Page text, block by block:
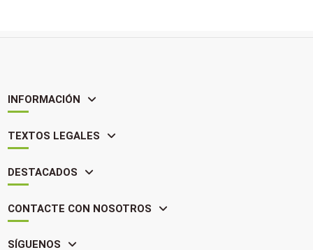
INFORMACIÓN
TEXTOS LEGALES
DESTACADOS
CONTACTE CON NOSOTROS
SÍGUENOS